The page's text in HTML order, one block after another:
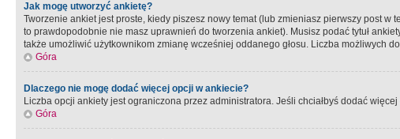
Jak mogę utworzyć ankietę?
Tworzenie ankiet jest proste, kiedy piszesz nowy temat (lub zmieniasz pierwszy post
to prawdopodobnie nie masz uprawnień do tworzenia ankiet). Musisz podać tytuł
także umożliwić użytkownikom zmianę wcześniej oddanego głosu. Liczba możliwych
Góra
Dlaczego nie mogę dodać więcej opcji w ankiecie?
Liczba opcji ankiety jest ograniczona przez administratora. Jeśli chciałbyś dodać
Góra